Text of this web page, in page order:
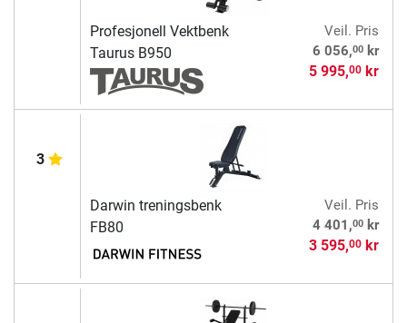
Profesjonell Vektbenk
Taurus B950
Veil. Pris
6 056,00kr
5 995,00kr
3
Darwin treningsbenk
FB80
Veil. Pris
4 401,00kr
3 595,00kr